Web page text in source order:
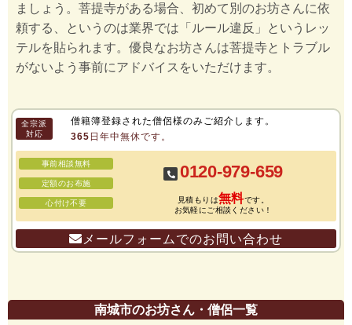
ましょう。菩提寺がある場合、初めて別のお坊さんに依
頼する、というのは業界では「ルール違反」というレッ
テルを貼られます。優良なお坊さんは菩提寺とトラブル
がないよう事前にアドバイスをいただけます。
全宗派
対応
僧籍簿登録された僧侶様のみご紹介します。
365日年中無休です。
事前相談無料
定額のお布施
心付け不要
0120-979-659
見積もりは無料です。
お気軽にご相談ください！
メールフォームでのお問い合わせ
南城市のお坊さん・僧侶一覧